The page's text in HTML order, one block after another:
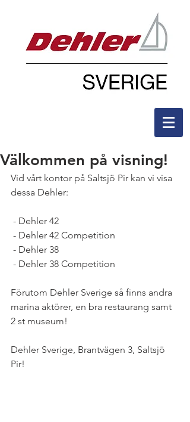
Välkommen på visning!
Vid vårt kontor på Saltsjö Pir kan vi visa
dessa Dehler:
- Dehler 42
- Dehler 42 Competition
- Dehler 38
- Dehler 38 Competition
Förutom Dehler Sverige så finns andra
marina aktörer, en bra restaurang samt
2 st museum!
Dehler Sverige, Brantvägen 3, Saltsjö
Pir!